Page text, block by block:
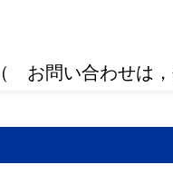
（ お問い合わせは